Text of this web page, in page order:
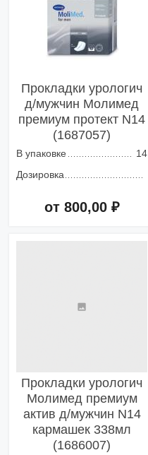
Прокладки урологич
д/мужчин Молимед
премиум протект N14
(1687057)
В упаковке
14
Дозировка
от 800,00 ₽
Прокладки урологич
Молимед премиум
актив д/мужчин N14
кармашек 338мл
(1686007)